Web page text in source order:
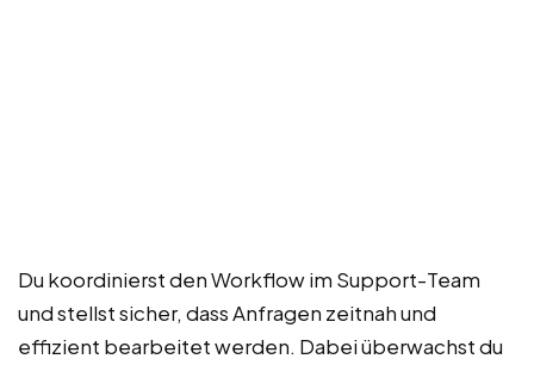
Du koordinierst den Workflow im Support-Team
und stellst sicher, dass Anfragen zeitnah und
effizient bearbeitet werden. Dabei überwachst du